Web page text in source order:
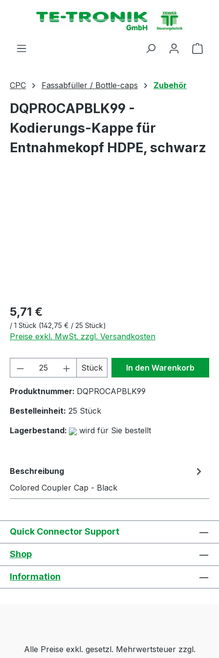
springen
CPC Fassabfüller / Bottle-caps Zubehör
DQPROCAPBLK99 -
Kodierungs-Kappe für
Entnahmekopf HDPE, schwarz
5,71 €
/ 1 Stück (142,75 € / 25 Stück)
Preise exkl. MwSt. zzgl. Versandkosten
Produkt Anzahl: Gib den
Stück In den Warenkorb
Produktnummer: DQPROCAPBLK99
Bestelleinheit: 25 Stück
Lagerbestand:
wird für Sie bestellt
Beschreibung
Colored Coupler Cap - Black
Quick Connector Support
Shop
Information
Alle Preise exkl. gesetzl. Mehrwertsteuer zzgl.